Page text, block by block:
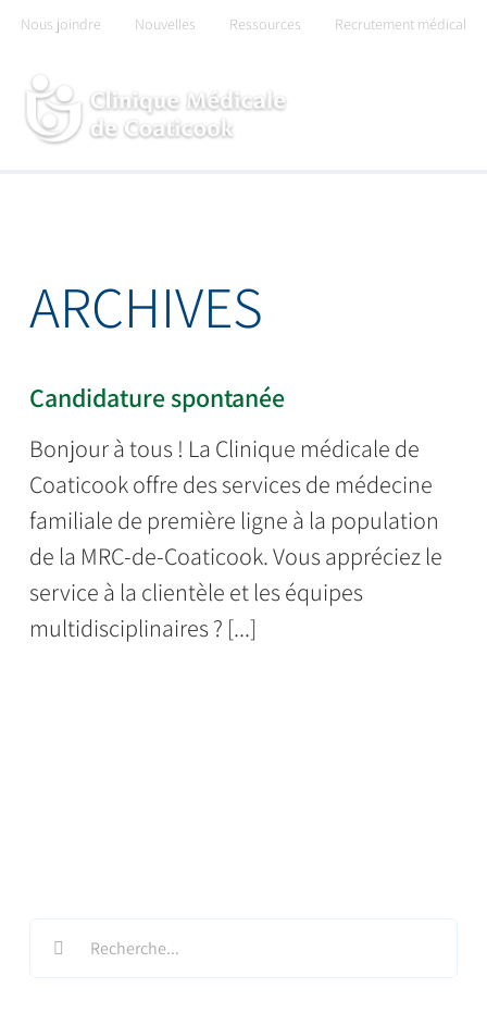
Skip
content
Nous joindre Nouvelles Ressources Recrutement médical
ARCHIVES
Candidature spontanée
Bonjour à tous ! La Clinique médicale de
Coaticook offre des services de médecine
familiale de première ligne à la population
de la MRC-de-Coaticook. Vous appréciez le
service à la clientèle et les équipes
multidisciplinaires ? [...]
Search
for: